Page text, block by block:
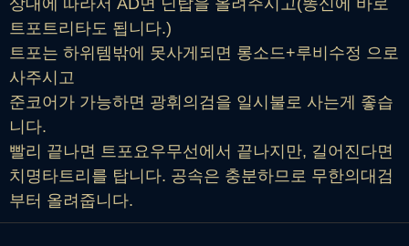
트포트리타도 됩니다.)
트포는 하위템밖에 못사게되면 롱소드+루비수정 으로
사주시고
준코어가 가능하면 광휘의검을 일시불로 사는게 좋습
니다.
빨리 끝나면 트포요우무선에서 끝나지만, 길어진다면
치명타트리를 탑니다. 공속은 충분하므로 무한의대검
부터 올려줍니다.